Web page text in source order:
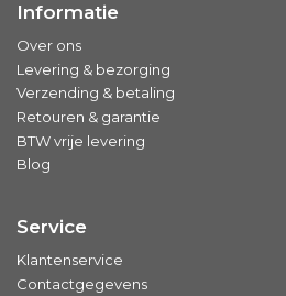
Informatie
Over ons
Levering & bezorging
Verzending & betaling
Retouren & garantie
BTW vrije levering
Blog
Service
Klantenservice
Contactgegevens